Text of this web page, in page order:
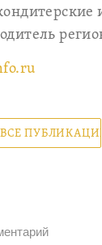
ВСЕ ПУБЛИКАЦИИ